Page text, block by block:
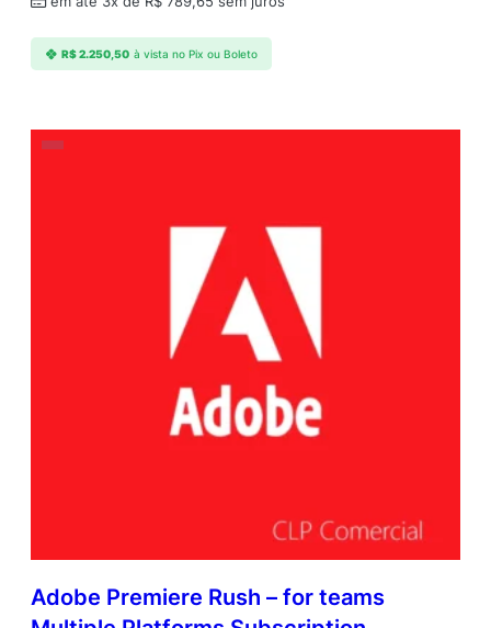
R$2.250,50 à vista no Pix ou Boleto
Adobe Premiere Rush – for teams